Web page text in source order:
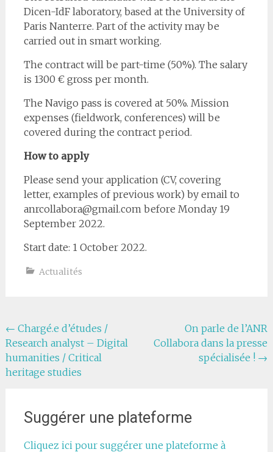
Dicen-IdF laboratory, based at the University of
Paris Nanterre. Part of the activity may be
carried out in smart working.
The contract will be part-time (50%). The salary
is 1300 € gross per month.
The Navigo pass is covered at 50%. Mission
expenses (fieldwork, conferences) will be
covered during the contract period.
How to apply
Please send your application (CV, covering
letter, examples of previous work) by email to
anrcollabora@gmail.com before Monday 19
September 2022.
Start date: 1 October 2022.
Actualités
Navigation
de
l'article
← Chargé.e d’études /
Research analyst – Digital
humanities / Critical
heritage studies
On parle de l’ANR
Collabora dans la presse
spécialisée ! →
Suggérer une plateforme
Cliquez ici pour suggérer une plateforme à